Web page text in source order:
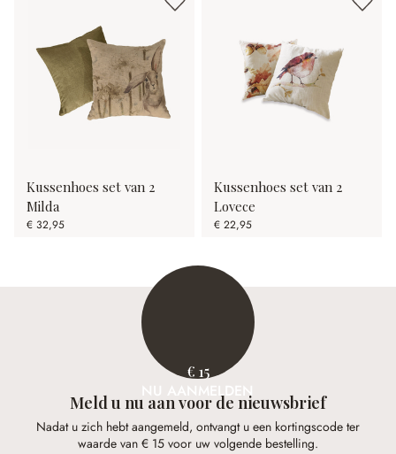
Kussenhoes set van 2
Milda
€ 32,95
Kussenhoes set van 2
Lovece
€ 22,95
€ 15
NU AANMELDEN
Meld u nu aan voor de nieuwsbrief
Nadat u zich hebt aangemeld, ontvangt u een kortingscode ter
waarde van € 15 voor uw volgende bestelling.